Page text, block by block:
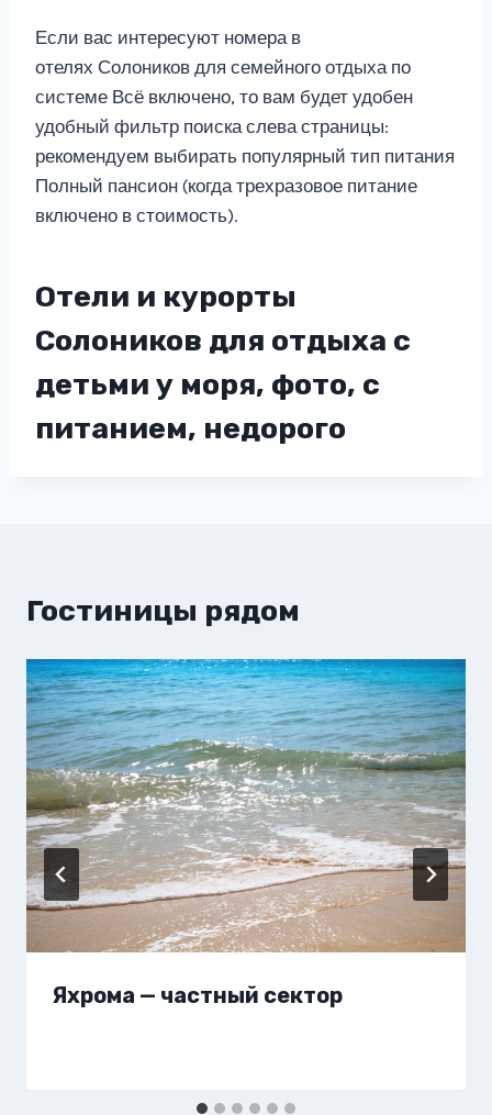
Если вас интересуют номера в
отелях Солоников для семейного отдыха по
системе Всё включено, то вам будет удобен
удобный фильтр поиска слева страницы:
рекомендуем выбирать популярный тип питания
Полный пансион (когда трехразовое питание
включено в стоимость).
Отели и курорты
Солоников для отдыха с
детьми у моря, фото, с
питанием, недорого
Гостиницы рядом
Яхрома — частный сектор